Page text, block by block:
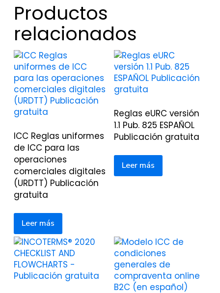
Productos
relacionados
ICC Reglas uniformes
de ICC para las
operaciones
comerciales digitales
(URDTT) Publicación
gratuita
Leer más
Reglas eURC versión
1.1 Pub. 825 ESPAÑOL
Publicación gratuita
Leer más